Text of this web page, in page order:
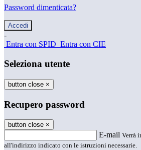
Password dimenticata?
-
Entra con SPID Entra con CIE
Seleziona utente
button close ×
Recupero password
button close ×
E-mail Verrà
all'indirizzo indicato con le istruzioni necessarie.